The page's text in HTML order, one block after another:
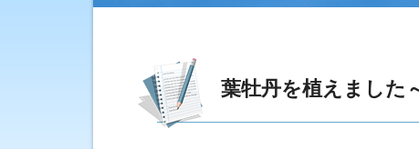
葉牡丹を植えました